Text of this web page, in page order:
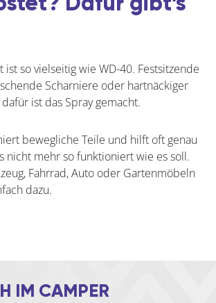
ist so vielseitig wie WD-40. Festsitzende
Scharniere oder hartnäckiger
ist das Spray gemacht.
bewegliche Teile und hilft oft genau
nicht mehr so funktioniert wie es soll.
Fahrrad, Auto oder Gartenmöbeln
dazu.
IM CAMPER